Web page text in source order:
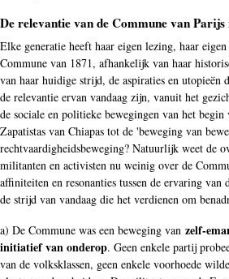
De relevantie van de Commune van Parijs
Elke generatie heeft haar eigen lezing, haar
Commune van 1871, afhankelijk van haar
van haar huidige strijd, de aspiraties en utopieën
de relevantie ervan vandaag zijn, vanuit het
de sociale en politieke bewegingen van het begin
Zapatistas van Chiapas tot de 'beweging van
rechtvaardigheidsbeweging? Natuurlijk weet de
militanten en activisten nu weinig over de
affiniteiten en resonanties tussen de ervaring van
de strijd van vandaag die het verdienen om
a) De Commune was een beweging van zelf-
initiatief van onderop. Geen enkele partij
van de volksklassen, geen enkele voorhoede